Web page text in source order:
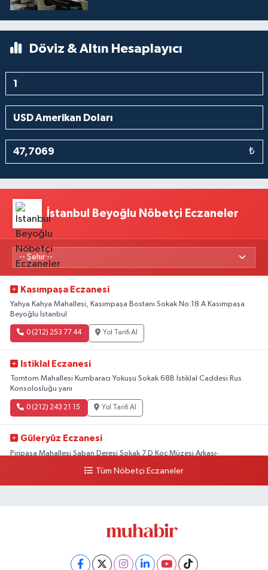
Döviz & Altın Hesaplayıcı
₺
İstanbul Beyoğlu Nöbetçi Eczaneler
Kasımpaşa Eczanesi
Yahya Kahya Mahallesi, Kasımpaşa Bostanı Sokak No:18 A Kasımpaşa
Beyoğlu İstanbul
0 (212) 253 77 44 Yol Tarifi Al
Istiklal Eczanesi
Tomtom Mahallesi Kumbaracı Yokuşu Sokak 68B İstiklal Caddesi Rus
Konsolosluğu yanı
0 (212) 243 21 15 Yol Tarifi Al
Güleryüz Eczanesi
Piripaşa Mahallesi Şaban Deresi Sokak 7 D Koç Müzesi Arkası-
Tüm Nöbetçi Eczaneler